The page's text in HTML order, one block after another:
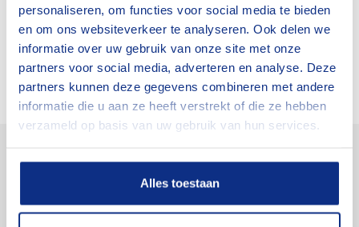
personaliseren, om functies voor social media te bieden
en om ons websiteverkeer te analyseren. Ook delen we
informatie over uw gebruik van onze site met onze
partners voor social media, adverteren en analyse. Deze
partners kunnen deze gegevens combineren met andere
informatie die u aan ze heeft verstrekt of die ze hebben
verzameld op basis van uw gebruik van hun services.
Alles toestaan
Versturen
Over Cluistra en
Jekuntmijhuren.nl